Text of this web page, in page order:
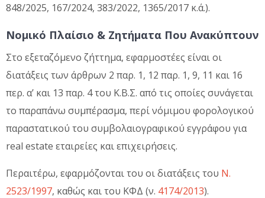
848/2025, 167/2024, 383/2022, 1365/2017 κ.ά.).
Νομικό Πλαίσιο & Ζητήματα Που Ανακύπτουν
Στο εξεταζόμενο ζήττημα, εφαρμοστέες είναι οι
διατάξεις των άρθρων 2 παρ. 1, 12 παρ. 1, 9, 11 και 16
περ. α’ και 13 παρ. 4 του Κ.Β.Σ. από τις οποίες συνάγεται
το παραπάνω συμπέρασμα, περί νόμιμου φορολογικού
παραστατικού του συμβολαιογραφικού εγγράφου για
real estate εταιρείες και επιχειρήσεις.
Περαιτέρω, εφαρμόζονται του οι διατάξεις του Ν.
2523/1997, καθώς και του ΚΦΔ (ν. 4174/2013).